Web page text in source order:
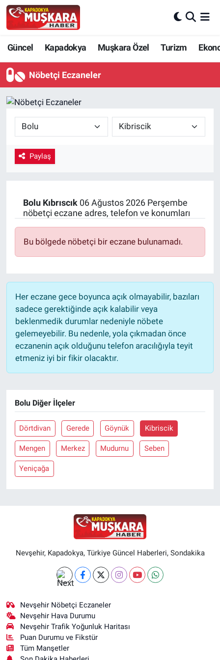
Güncel Kapadokya Muşkara Özel Turizm
Nöbetçi Eczaneler
Paylaş
Bolu Kıbrıscık06 Ağustos 2026 Perşembe
nöbetçi eczane adres, telefon ve konumları
Bu bölgede nöbetçi bir eczane bulunamadı.
Her eczane gece boyunca açık olmayabilir, bazıları
sadece gerektiğinde açık kalabilir veya
beklenmedik durumlar nedeniyle nöbete
gelemeyebilir. Bu nedenle, yola çıkmadan önce
eczanenin açık olduğunu telefon aracılığıyla teyit
etmeniz iyi bir fikir olacaktır.
Bolu Diğer İlçeler
Dörtdivan Gerede Göynük Kibriscik
Mengen Merkez Mudurnu Seben
Yeniçağa
Nevşehir, Kapadokya, Türkiye Güncel Haberleri, Sondakika
Nevşehir Nöbetçi Eczaneler
Nevşehir Hava Durumu
Nevşehir Trafik Yoğunluk Haritası
Puan Durumu ve Fikstür
Tüm Manşetler
Güncel
SEÇİM
Ekonomi
Kapadokya
Kültür - Sanat
Yaşam
Nevşehir Hava Durumu
Nevşehir Trafik Yoğunluk Haritası
Tüm Manşetler
Son Dakika Haberleri